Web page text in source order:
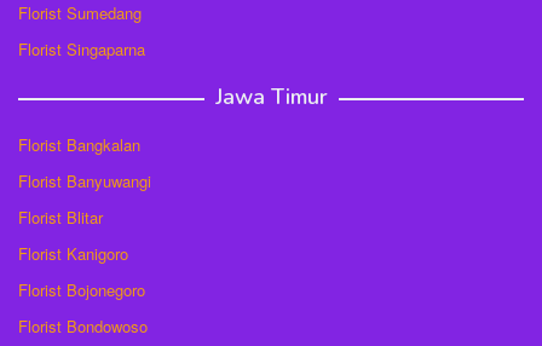
Florist Sumedang
Florist Singaparna
Jawa Timur
Florist Bangkalan
Florist Banyuwangi
Florist Blitar
Florist Kanigoro
Florist Bojonegoro
Florist Bondowoso